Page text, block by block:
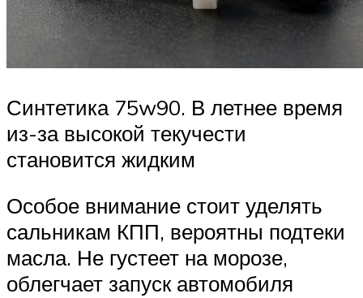
Синтетика 75w90. В летнее время
из-за высокой текучести
становится жидким
Особое внимание стоит уделять
сальникам КПП, вероятны подтеки
масла. Не густеет на морозе,
облегчает запуск автомобиля